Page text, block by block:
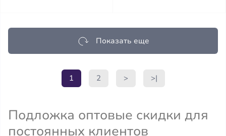
Показать еще
1 2 > >|
Подложка оптовые скидки для
постоянных клиентов